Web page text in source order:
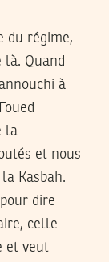
du régime,
là. Quand
à
la
et nous
Kasbah.
dire
celle
et veut